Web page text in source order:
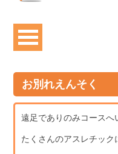
お別れえんそく
遠足でありのみコースへ
たくさんのアスレチック